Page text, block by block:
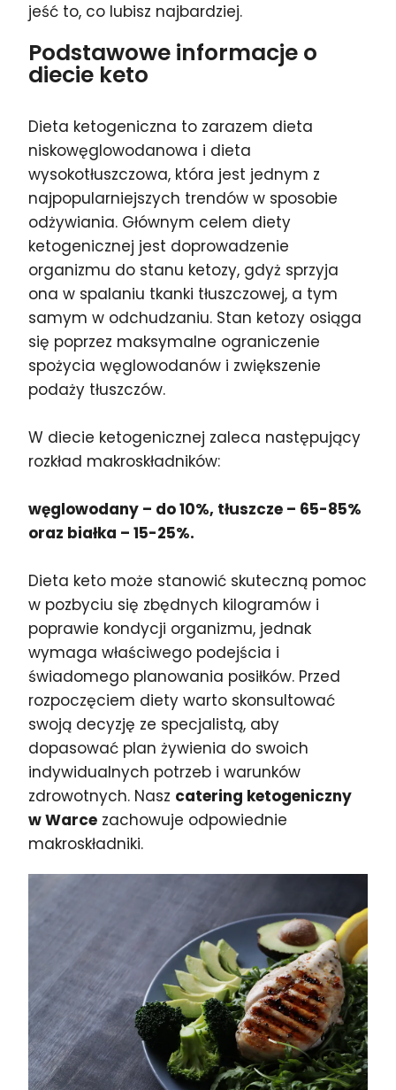
jeść to, co lubisz najbardziej.
Podstawowe informacje o
diecie keto
Dieta ketogeniczna to zarazem dieta
niskowęglowodanowa i dieta
wysokotłuszczowa, która jest jednym z
najpopularniejszych trendów w sposobie
odżywiania. Głównym celem diety
ketogenicznej jest doprowadzenie
organizmu do stanu ketozy, gdyż sprzyja
ona w spalaniu tkanki tłuszczowej, a tym
samym w odchudzaniu. Stan ketozy osiąga
się poprzez maksymalne ograniczenie
spożycia węglowodanów i zwiększenie
podaży tłuszczów.
W diecie ketogenicznej zaleca następujący
rozkład makroskładników:
węglowodany – do 10%, tłuszcze – 65-85%
oraz białka – 15-25%.
Dieta keto może stanowić skuteczną pomoc
w pozbyciu się zbędnych kilogramów i
poprawie kondycji organizmu, jednak
wymaga właściwego podejścia i
świadomego planowania posiłków. Przed
rozpoczęciem diety warto skonsultować
swoją decyzję ze specjalistą, aby
dopasować plan żywienia do swoich
indywidualnych potrzeb i warunków
zdrowotnych. Nasz catering ketogeniczny
w Warce zachowuje odpowiednie
makroskładniki.